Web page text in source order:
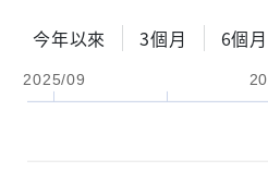
今年以來 3個月 6個月
2025/09